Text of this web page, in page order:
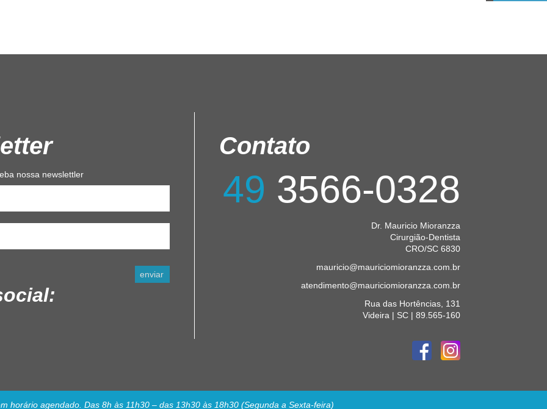
nossa newslettler
Contato
49 3566-0328
Dr. Mauricio Mioranzza
Cirurgião-Dentista
CRO/SC 6830
mauricio@mauriciomioranzza.com.br
atendimento@mauriciomioranzza.com.br
Rua das Hortências, 131
Videira | SC | 89.565-160
horário agendado. Das 8h às 11h30 – das 13h30 às 18h30 (Segunda a Sexta-feira)